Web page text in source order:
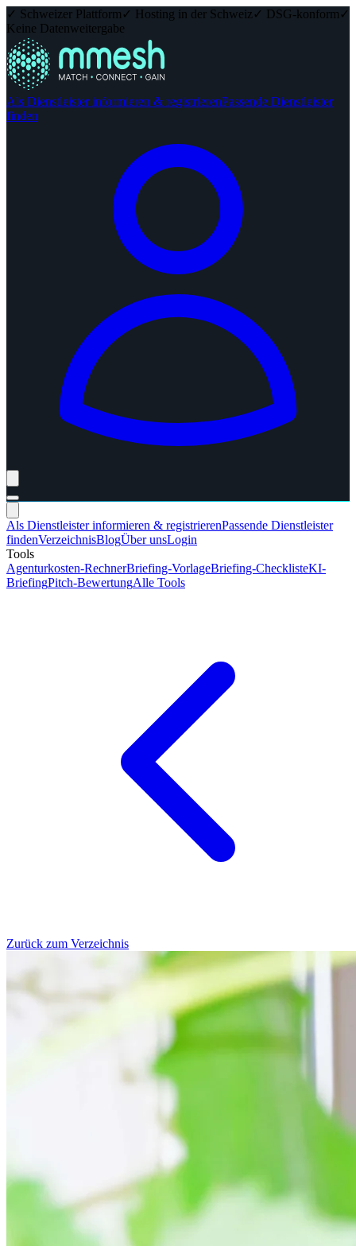
✓ Schweizer Plattform ✓ Hosting in der Schweiz ✓ DSG-konform ✓
Keine Datenweitergabe
Als Dienstleister informieren & registrierenPassende Dienstleister
finden
Als Dienstleister informieren & registrierenPassende Dienstleister
findenVerzeichnisBlogÜber unsLogin
Tools
Agenturkosten-RechnerBriefing-VorlageBriefing-ChecklisteKI-
BriefingPitch-BewertungAlle Tools
Zurück zum Verzeichnis